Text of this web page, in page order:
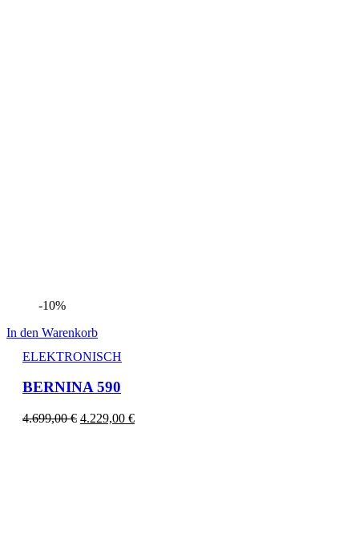
-10%
In den Warenkorb
ELEKTRONISCH
BERNINA 590
4.699,00€ 4.229,00 €